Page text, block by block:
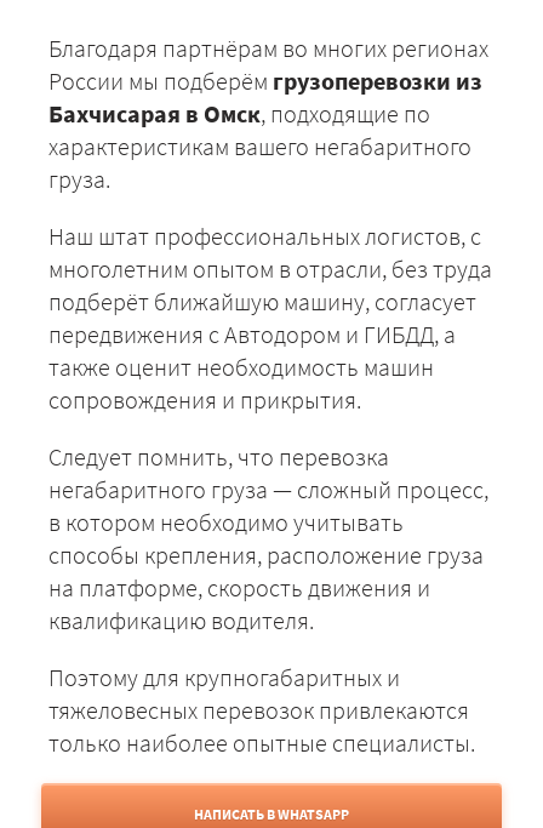
Благодаря партнёрам во многих регионах
России мы подберём грузоперевозки из
Бахчисарая в Омск, подходящие по
характеристикам вашего негабаритного
груза.
Наш штат профессиональных логистов, с
многолетним опытом в отрасли, без труда
подберёт ближайшую машину, согласует
передвижения с Автодором и ГИБДД, а
также оценит необходимость машин
сопровождения и прикрытия.
Следует помнить, что перевозка
негабаритного груза — сложный процесс,
в котором необходимо учитывать
способы крепления, расположение груза
на платформе, скорость движения и
квалификацию водителя.
Поэтому для крупногабаритных и
тяжеловесных перевозок привлекаются
только наиболее опытные специалисты.
НАПИСАТЬ В WHATSAPP